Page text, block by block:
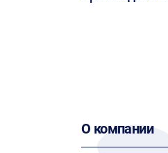
О компании